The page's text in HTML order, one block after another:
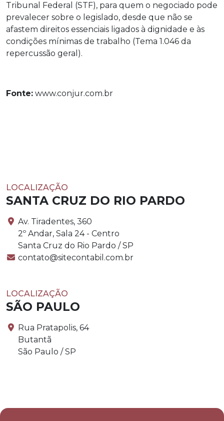
Tribunal Federal (STF), para quem o negociado pode
prevalecer sobre o legislado, desde que não se
afastem direitos essenciais ligados à dignidade e às
condições mínimas de trabalho (Tema 1.046 da
repercussão geral).
Fonte: www.conjur.com.br
LOCALIZAÇÃO
SANTA CRUZ DO RIO PARDO
Av. Tiradentes, 360
2º Andar, Sala 24 - Centro
Santa Cruz do Rio Pardo / SP
contato@sitecontabil.com.br
LOCALIZAÇÃO
SÃO PAULO
Rua Pratapolis, 64
Butantã
São Paulo / SP